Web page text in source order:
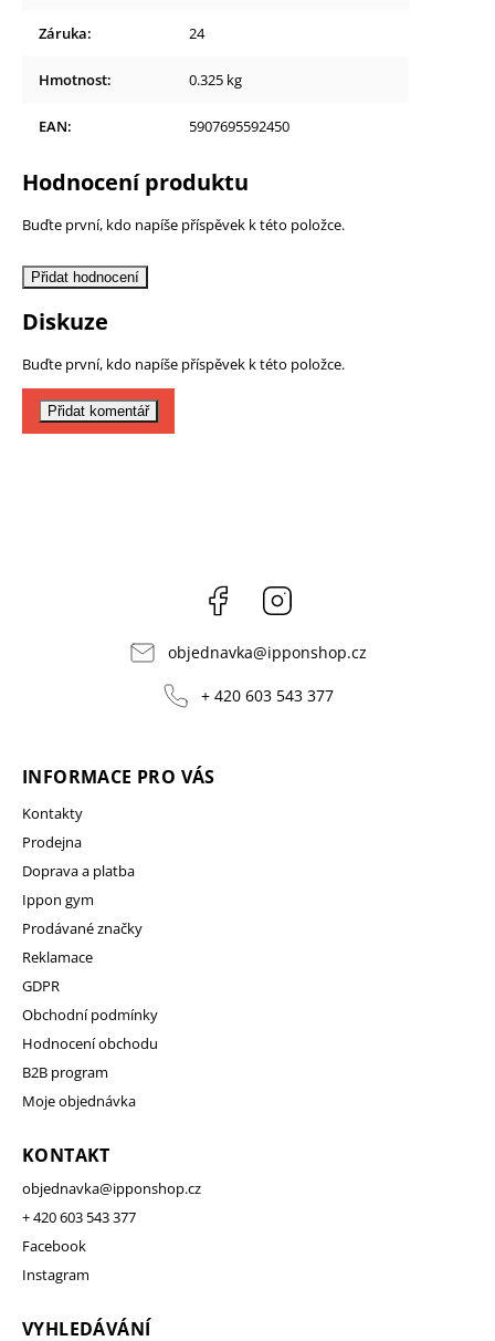
Záruka: 24
Hmotnost: 0.325 kg
EAN: 5907695592450
Hodnocení produktu
Buďte první, kdo napíše příspěvek k této položce.
Přidat hodnocení
Diskuze
Buďte první, kdo napíše příspěvek k této položce.
Přidat komentář
Facebook
objednavka@ipponshop.cz
+ 420 603 543 377
INFORMACE PRO VÁS
Kontakty
Prodejna
Doprava a platba
Ippon gym
Prodávané značky
Reklamace
GDPR
Obchodní podmínky
Hodnocení obchodu
B2B program
Moje objednávka
KONTAKT
objednavka@ipponshop.cz
+ 420 603 543 377
Facebook
Instagram
VYHLEDÁVÁNÍ